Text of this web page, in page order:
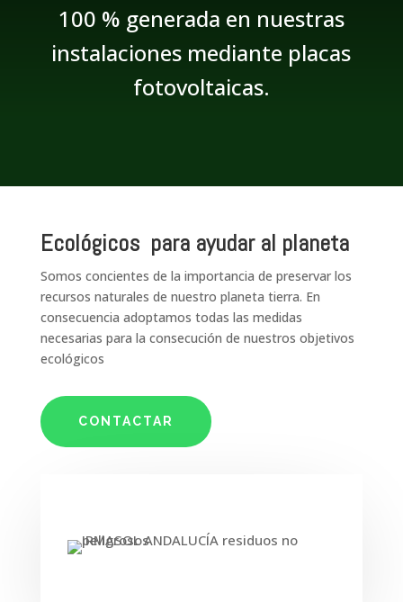
100 % generada en nuestras
instalaciones mediante placas
fotovoltaicas.
Ecológicos para ayudar al planeta
Somos concientes de la importancia de preservar los
recursos naturales de nuestro planeta tierra. En
consecuencia adoptamos todas las medidas
necesarias para la consecución de nuestros objetivos
ecológicos
CONTACTAR